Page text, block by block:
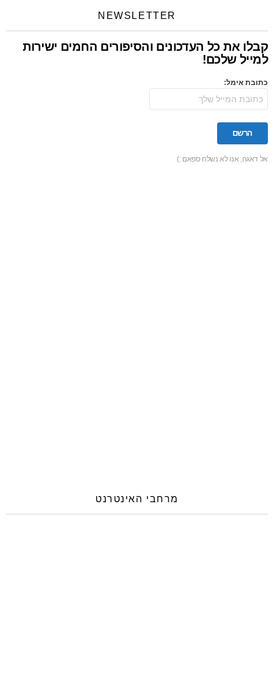
NEWSLETTER
קבלו את כל העדכונים והסיפורים החמים ישירות
למייל שלכם!
כתובת אימל:
אל דאגה, אנו לא נשלח ספאם :)
מרחבי האינטרנט